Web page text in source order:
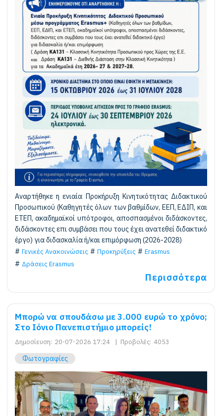
Αναρτήθηκε η ενιαία Προκήρυξη Κινητικότητας Διδακτικού
Προσωπικού (Καθηγητές όλων των βαθμίδων, ΕΕΠ, ΕΔΙΠ, και
ΕΤΕΠ, ακαδημαϊκοί υπότροφοι, αποσπασμένοι διδάσκοντες,
διδάσκοντες επι συμβάσει που τους έχει ανατεθεί διδακτικό
έργο) για διδασκαλία ή/και επιμόρφωση (2026-2028)
Γενικές Ανακοινώσεις
Προκηρύξεις
Erasmus
Δράσεις Erasmus
Περισσότερα
Μπορώ να σπουδάσω με 3.000 ευρώ το χρόνο;
Στο Ιόνιο Πανεπιστήμιο μπορείς!
Δημοσίευση: 20-07-2026 17:24 | Προβολές: 4053
Φωτογραφίες